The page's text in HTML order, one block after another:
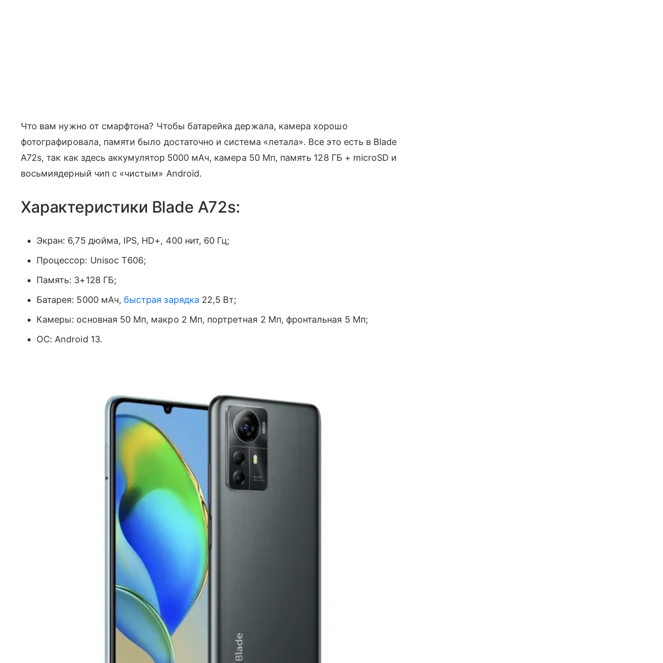
Что вам нужно от смарфтона? Чтобы батарейка держала, камера хорошо
фотографировала, памяти было достаточно и система «летала». Все это есть в Blade
A72s, так как здесь аккумулятор 5000 мАч, камера 50 Мп, память 128 ГБ + microSD и
восьмиядерный чип с «чистым» Android.
Характеристики Blade A72s:
Экран: 6,75 дюйма, IPS, HD+, 400 нит, 60 Гц;
Процессор: Unisoc T606;
Память: 3+128 ГБ;
Батарея: 5000 мАч, быстрая зарядка 22,5 Вт;
Камеры: основная 50 Мп, макро 2 Мп, портретная 2 Мп, фронтальная 5 Мп;
ОС: Android 13.